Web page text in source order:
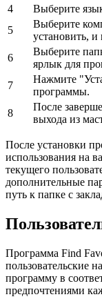
4
Выберите
5
Выберите
установить,
6
Выберите
ярлык для
7
Нажмите
программы.
8
После
выхода из
После установки
использования на
текущего
дополнительные
путь к папке с
Программа Find
пользовательские
программу в
предпочтениями